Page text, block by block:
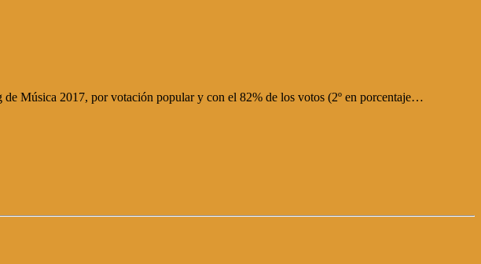
Música 2017, por votación popular y con el 82% de los votos (2º en porcentaje…